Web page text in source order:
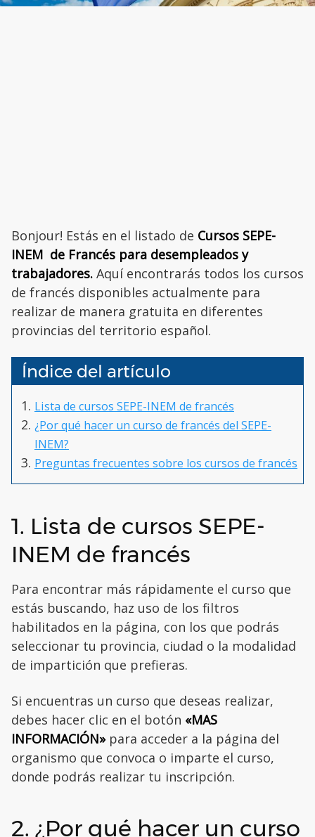
Bonjour! Estás en el listado de Cursos SEPE-
INEM de Francés para desempleados y
trabajadores. Aquí encontrarás todos los cursos
de francés disponibles actualmente para
realizar de manera gratuita en diferentes
provincias del territorio español.
Índice del artículo
Lista de cursos SEPE-INEM de francés
¿Por qué hacer un curso de francés del SEPE-
INEM?
Preguntas frecuentes sobre los cursos de francés
1. Lista de cursos SEPE-
INEM de francés
Para encontrar más rápidamente el curso que
estás buscando, haz uso de los filtros
habilitados en la página, con los que podrás
seleccionar tu provincia, ciudad o la modalidad
de impartición que prefieras.
Si encuentras un curso que deseas realizar,
debes hacer clic en el botón «MAS
INFORMACIÓN»para acceder a la página del
organismo que convoca o imparte el curso,
donde podrás realizar tu inscripción.
2. ¿Por qué hacer un curso